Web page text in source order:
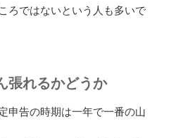
ろではないという人も多いで
張れるかどうか
申告の時期は一年で一番の山